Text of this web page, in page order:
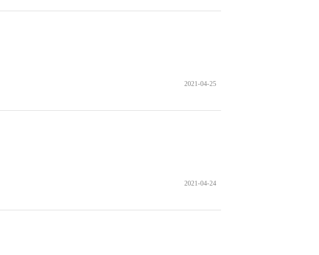
2021-04-25
2021-04-24